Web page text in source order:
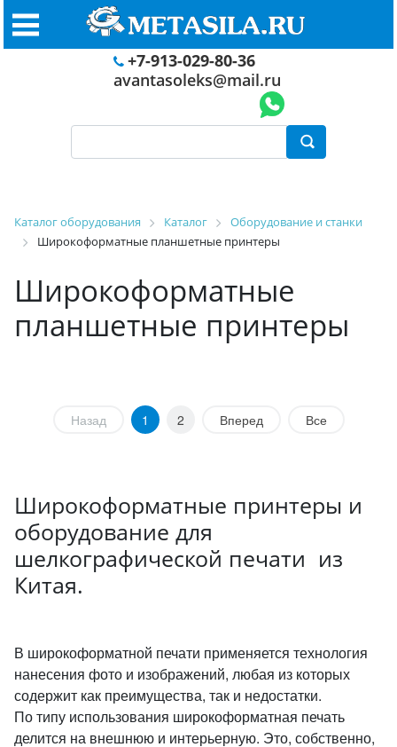
+7-913-029-80-36
avantasoleks@mail.ru
Каталог оборудования Каталог
Оборудование и станки
Широкоформатные планшетные принтеры
Широкоформатные
планшетные принтеры
Назад 1 2 Вперед Все
Широкоформатные принтеры и
оборудование для
шелкографической печати из
Китая.
В широкоформатной печати применяется технология
нанесения фото и изображений, любая из которых
содержит как преимущества, так и недостатки.
По типу использования широкоформатная печать
делится на внешнюю и интерьерную. Это, собственно,